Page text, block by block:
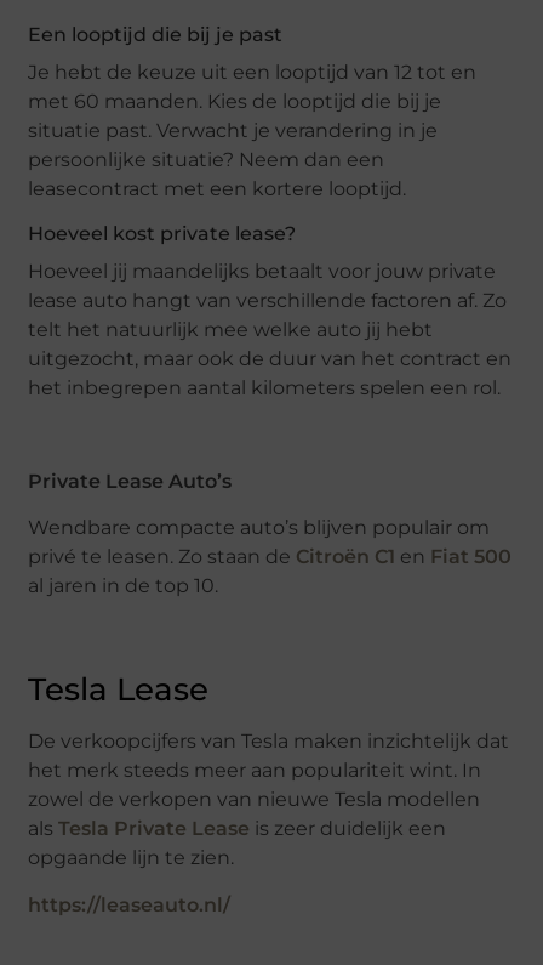
Een looptijd die bij je past
Je hebt de keuze uit een looptijd van 12 tot en
met 60 maanden. Kies de looptijd die bij je
situatie past. Verwacht je verandering in je
persoonlijke situatie? Neem dan een
leasecontract met een kortere looptijd.
Hoeveel kost private lease?
Hoeveel jij maandelijks betaalt voor jouw private
lease auto hangt van verschillende factoren af. Zo
telt het natuurlijk mee welke auto jij hebt
uitgezocht, maar ook de duur van het contract en
het inbegrepen aantal kilometers spelen een rol.
Private Lease Auto’s
Wendbare compacte auto’s blijven populair om
privé te leasen. Zo staan de Citroën C1 en Fiat 500
al jaren in de top 10.
Tesla Lease
De verkoopcijfers van Tesla maken inzichtelijk dat
het merk steeds meer aan populariteit wint. In
zowel de verkopen van nieuwe Tesla modellen
alsTesla Private Lease is zeer duidelijk een
opgaande lijn te zien.
https://leaseauto.nl/